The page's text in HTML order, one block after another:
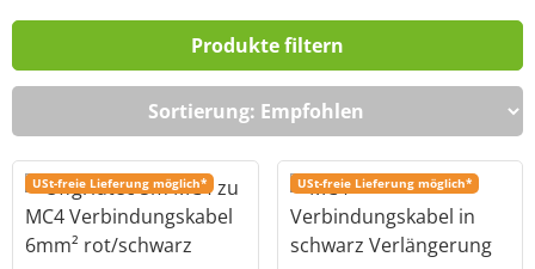
Produkte filtern
USt-freie Lieferung möglich* USt-freie Lieferung möglich*